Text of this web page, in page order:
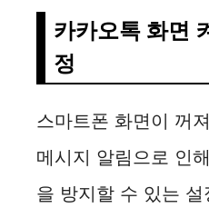
카카오톡 화면
정
스마트폰 화면이 꺼
메시지 알림으로 인
을 방지할 수 있는